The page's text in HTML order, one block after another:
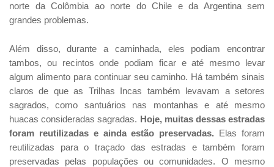
norte da Colômbia ao norte do Chile e da Argentina sem
grandes problemas.
Além disso, durante a caminhada, eles podiam encontrar
tambos, ou recintos onde podiam ficar e até mesmo levar
algum alimento para continuar seu caminho. Há também sinais
claros de que as Trilhas Incas também levavam a setores
sagrados, como santuários nas montanhas e até mesmo
huacas consideradas sagradas. Hoje, muitas dessas estradas
foram reutilizadas e ainda estão preservadas. Elas foram
reutilizadas para o traçado das estradas e também foram
preservadas pelas populações ou comunidades. O mesmo